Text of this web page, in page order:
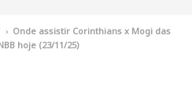
› Onde assistir Corinthians x Mogi das
hoje (23/11/25)